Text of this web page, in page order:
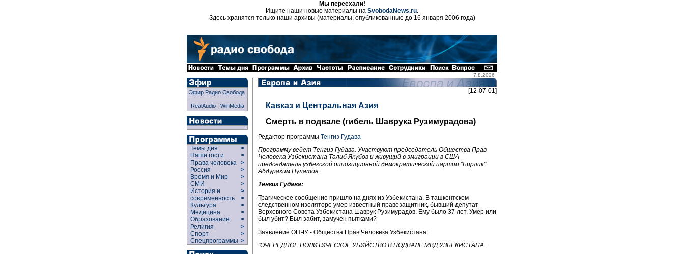
Мы переехали!
Ищите наши новые материалы на SvobodaNews.ru.
Здесь хранятся только наши архивы (материалы, опубликованные до 16 января 2006 года)
7.8.2026
Эфир Радио Свобода
RealAudio| WinMedia
Темы дня
>
Наши гости
>
Права человека >
Россия
>
Время и Мир
>
СМИ
>
История и
современность
>
>
Культура
>
Медицина
>
Образование
>
Религия
>
Спорт
>
Спецпрограммы >
[12-07-01]
Кавказ и Центральная Азия
Смерть в подвале (гибель Шаврука Рузимурадова)
Редактор программы Тенгиз Гудава
Программу ведет Тенгиз Гудава. Участвуют председатель Общества Прав
Человека Узбекистана Талиб Якубов и живущий в эмиграции в США
председатель узбекской оппозиционной демократической партии "Бирлик"
Абдурахим Пулатов.
Тенгиз Гудава:
Трагическое сообщение пришло на днях из Узбекистана. В ташкентском
следственном изоляторе умер известный правозащитник, бывший депутат
Верховного Совета Узбекистана Шаврук Рузимурадов. Ему было 37 лет. Умер или
был убит? Был забит, замучен пытками?
Заявление ОПЧУ - Общества Прав Человека Узбекистана:
"ОЧЕРЕДНОЕ ПОЛИТИЧЕСКОЕ УБИЙСТВО В ПОДВАЛЕ МВД УЗБЕКИСТАНА.